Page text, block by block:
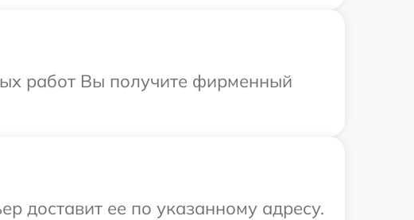
работ Вы получите фирменный
доставит ее по указанному адресу.